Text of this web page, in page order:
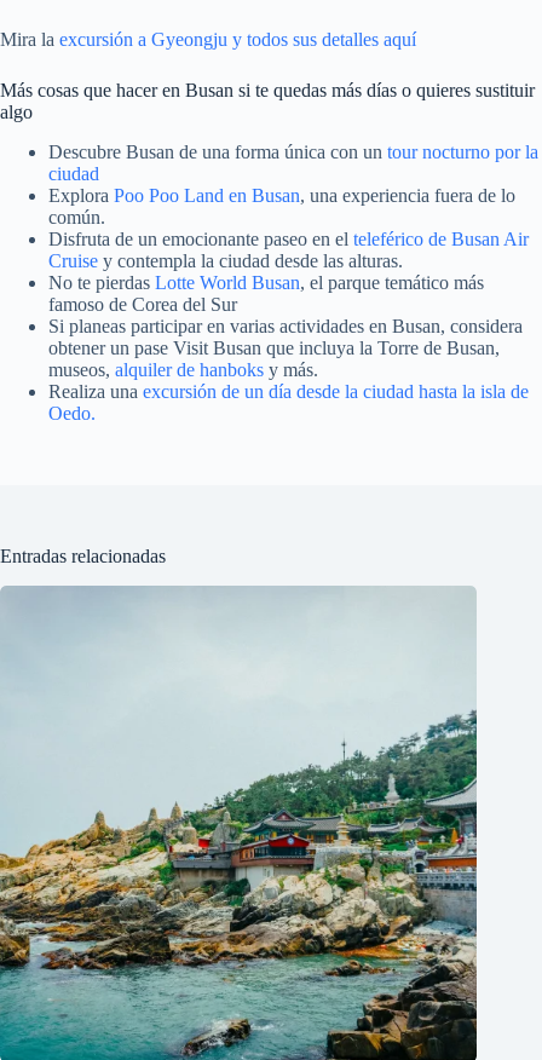
Mira la excursión a Gyeongju y todos sus detalles aquí
Más cosas que hacer en Busan si te quedas más días o quieres sustituir
algo
Descubre Busan de una forma única con un tour nocturno por la
ciudad
Explora Poo Poo Land en Busan, una experiencia fuera de lo
común.
Disfruta de un emocionante paseo en el teleférico de Busan Air
Cruise y contempla la ciudad desde las alturas.
No te pierdas Lotte World Busan, el parque temático más
famoso de Corea del Sur
Si planeas participar en varias actividades en Busan, considera
obtener un pase Visit Busan que incluya la Torre de Busan,
museos, alquiler de hanboks y más.
Realiza una excursión de un día desde la ciudad hasta la isla de
Oedo.
Entradas relacionadas